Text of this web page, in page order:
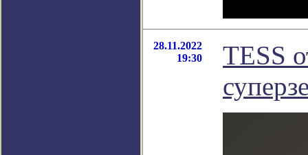
28.11.2022
19:30
TESS